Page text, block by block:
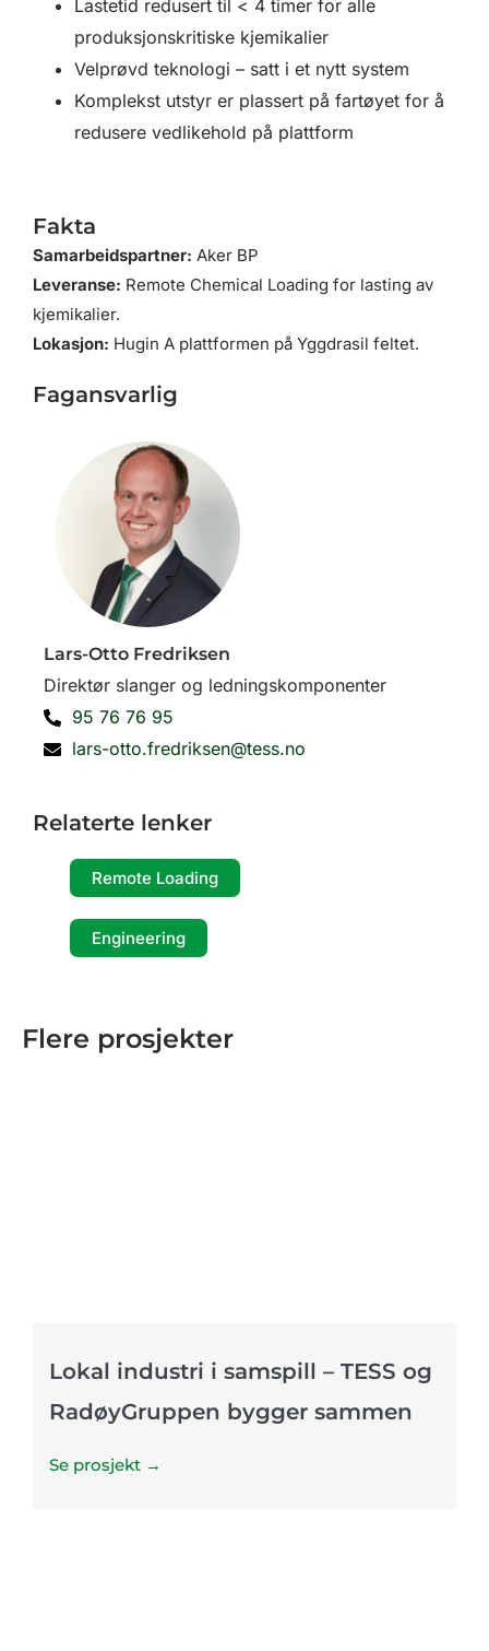
Lastetid redusert til < 4 timer for alle
produksjonskritiske kjemikalier
Velprøvd teknologi – satt i et nytt system
Komplekst utstyr er plassert på fartøyet for å
redusere vedlikehold på plattform
Fakta
Samarbeidspartner: Aker BP
Leveranse: Remote Chemical Loading for lasting av
kjemikalier.
Lokasjon: Hugin A plattformen på Yggdrasil feltet.
Fagansvarlig
Lars-Otto Fredriksen
Direktør slanger og ledningskomponenter
95 76 76 95
lars-otto.fredriksen@tess.no
Relaterte lenker
Remote Loading
Engineering
Flere prosjekter
Lokal industri i samspill – TESS og
RadøyGruppen bygger sammen
Se prosjekt →